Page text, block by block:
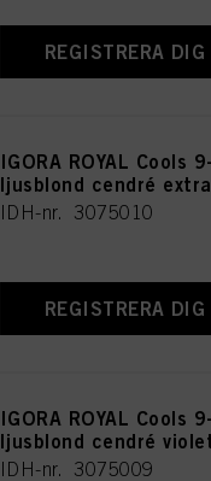
REGISTRERA
IGORA ROYAL Cools
ljusblond cendré
IDH-nr. 3075010
REGISTRERA
IGORA ROYAL Cools
ljusblond cendré
IDH-nr. 3075009